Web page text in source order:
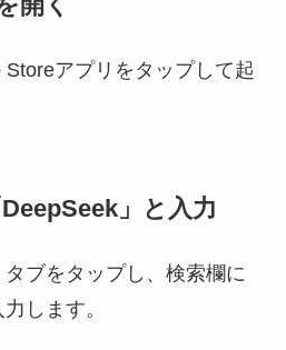
アプリをタップして起
」と入力
ブをタップし、検索欄に
します。